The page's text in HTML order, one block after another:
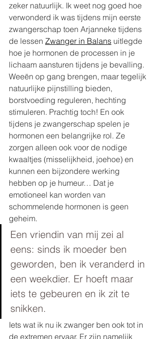
zeker natuurlijk. Ik weet nog goed hoe
verwonderd ik was tijdens mijn eerste
zwangerschap toen Arjanneke tijdens
de lessen Zwanger in Balans uitlegde
hoe je hormonen de processen in je
lichaam aansturen tijdens je bevalling.
Weeën op gang brengen, maar tegelijk
natuurlijke pijnstilling bieden,
borstvoeding reguleren, hechting
stimuleren. Prachtig toch! En ook
tijdens je zwangerschap spelen je
hormonen een belangrijke rol. Ze
zorgen alleen ook voor de nodige
kwaaltjes (misselijkheid, joehoe) en
kunnen een bijzondere werking
hebben op je humeur… Dat je
emotioneel kan worden van
schommelende hormonen is geen
geheim.
Een vriendin van mij zei al
eens: sinds ik moeder ben
geworden, ben ik veranderd in
een weekdier. Er hoeft maar
iets te gebeuren en ik zit te
snikken.
Iets wat ik nu ik zwanger ben ook tot in
de extremen ervaar. Er zijn namelijk